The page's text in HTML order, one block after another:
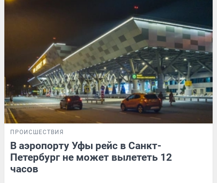
ПРОИСШЕСТВИЯ
В аэропорту Уфы рейс в Санкт-
Петербург не может вылететь 12
часов